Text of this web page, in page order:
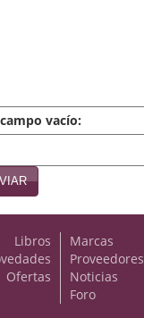
vacío:
Libros
Ofertas
Marcas
Proveedores
Noticias
Foro